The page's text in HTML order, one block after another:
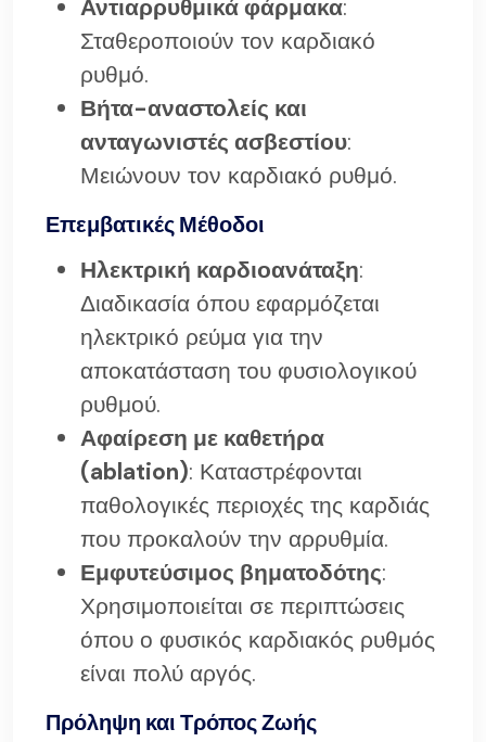
Αντιαρρυθμικά φάρμακα:
Σταθεροποιούν τον καρδιακό
ρυθμό.
Βήτα-αναστολείς και
ανταγωνιστές ασβεστίου:
Μειώνουν τον καρδιακό ρυθμό.
Επεμβατικές Μέθοδοι
Ηλεκτρική καρδιοανάταξη:
Διαδικασία όπου εφαρμόζεται
ηλεκτρικό ρεύμα για την
αποκατάσταση του φυσιολογικού
ρυθμού.
Αφαίρεση με καθετήρα
(ablation): Καταστρέφονται
παθολογικές περιοχές της καρδιάς
που προκαλούν την αρρυθμία.
Εμφυτεύσιμος βηματοδότης:
Χρησιμοποιείται σε περιπτώσεις
όπου ο φυσικός καρδιακός ρυθμός
είναι πολύ αργός.
Πρόληψη και Τρόπος Ζωής